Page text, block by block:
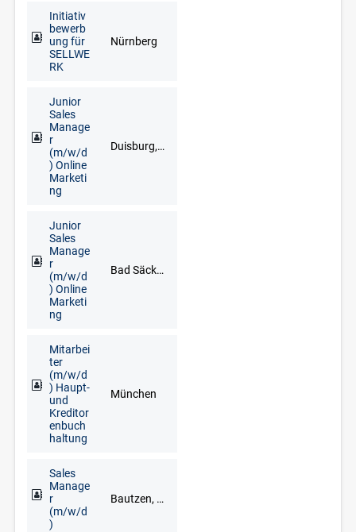
Initiativ
bewerb
ung für
SELLWE
RK
Nürnberg
Junior
Sales
Manage
r
(m/w/d
) Online
Marketi
ng
Duisburg, Düsseldorf, Goch, Kleve, Krefeld, Meerbusch, Remscheid, Solingen, Wuppertal
Junior
Sales
Manage
r
(m/w/d
) Online
Marketi
ng
Bad Säckingen, Freiburg im Breisgau, Lörrach, Waldshut-Tiengen
Mitarbei
ter
(m/w/d
) Haupt-
und
Kreditor
enbuch
haltung
München
Sales
Manage
r
(m/w/d
)
Bautzen, Chemnitz, Dresden, Freiberg, Gera, Görlitz, Meißen, Mittweida, Pirna, Plauen, Zwickau